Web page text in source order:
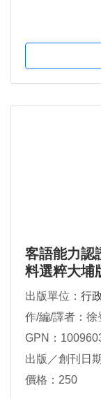
客語能力認
料選粹大埔
出版單位： 行
作/編/譯者：
GPN：
出版／創刊日
價格：250